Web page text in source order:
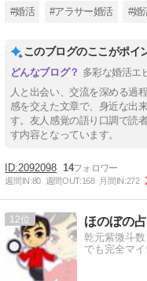
#婚活 #アラサー婚活 #婚
このブログのここがポイ
多彩な婚活エ
人と出会い、交流を深める過
感を交えた文章で、身近な出
す。友人感覚の語り口調で読
す内容となっています。
2092098 14
週間IN:80 週間OUT:168 月間IN:272
12 ほのぼの
乾元紫微斗
でも完全マイ